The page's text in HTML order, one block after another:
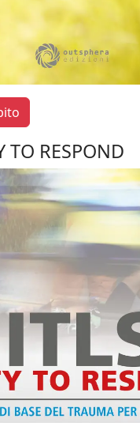
TO RESPOND